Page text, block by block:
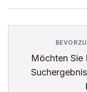
Möchten Sie